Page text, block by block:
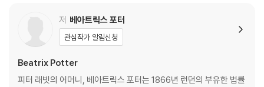
찰력으로 의인화된 동물들을 자연스럽게 묘사했다. 그 생생하게 살아 숨쉬
는 묘사 덕분에, 피터 래빗의 주인공들은 아직까지도 사라지지 않고 그 인
기를 더해가고 있다. 인간의 본성도 드러나 있음은 물론이다.
저 베아트릭스 포터
관심작가 알림신청
Beatrix Potter
피터 래빗의 어머니, 베아트릭스 포터는 1866년 런던의 부유한 법률